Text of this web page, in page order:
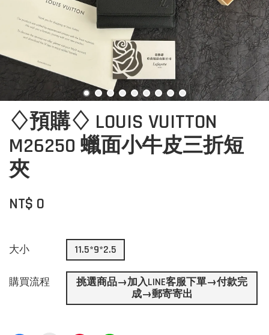
♢預購♢ LOUIS VUITTON
M26250 蠟面小牛皮三折短
夾
NT$ 0
大小 11.5*9*2.5
購買流程
挑選商品→加入LINE客服下單→付款完
成→郵寄寄出